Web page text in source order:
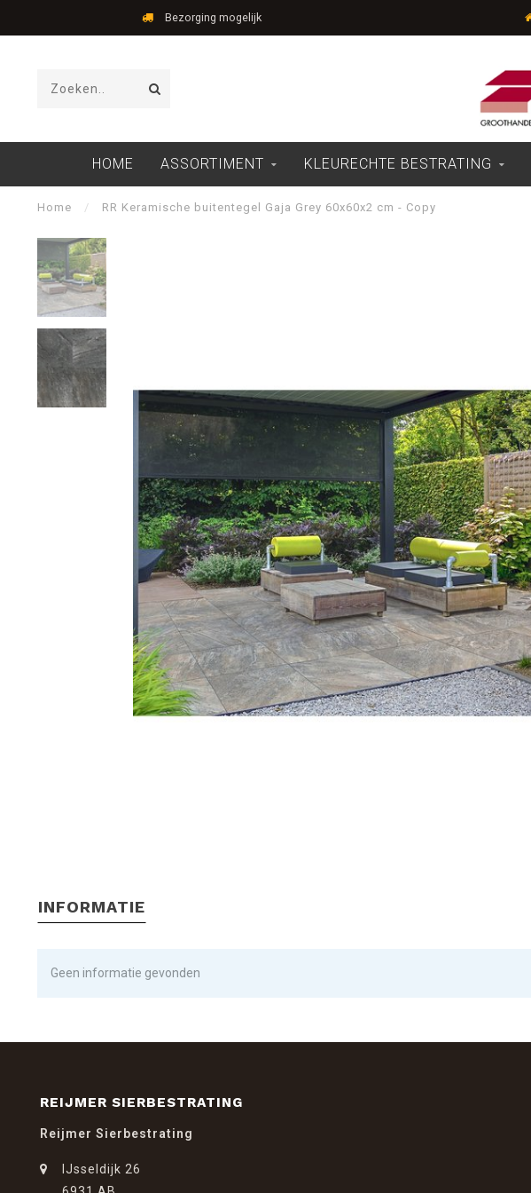
Bezorging mogelijk
HOME ASSORTIMENT KLEURECHTE BESTRATING
Home / RR Keramische buitentegel Gaja Grey 60x60x2 cm - Copy
INFORMATIE
Geen informatie gevonden
REIJMER SIERBESTRATING
Reijmer Sierbestrating
IJsseldijk 26